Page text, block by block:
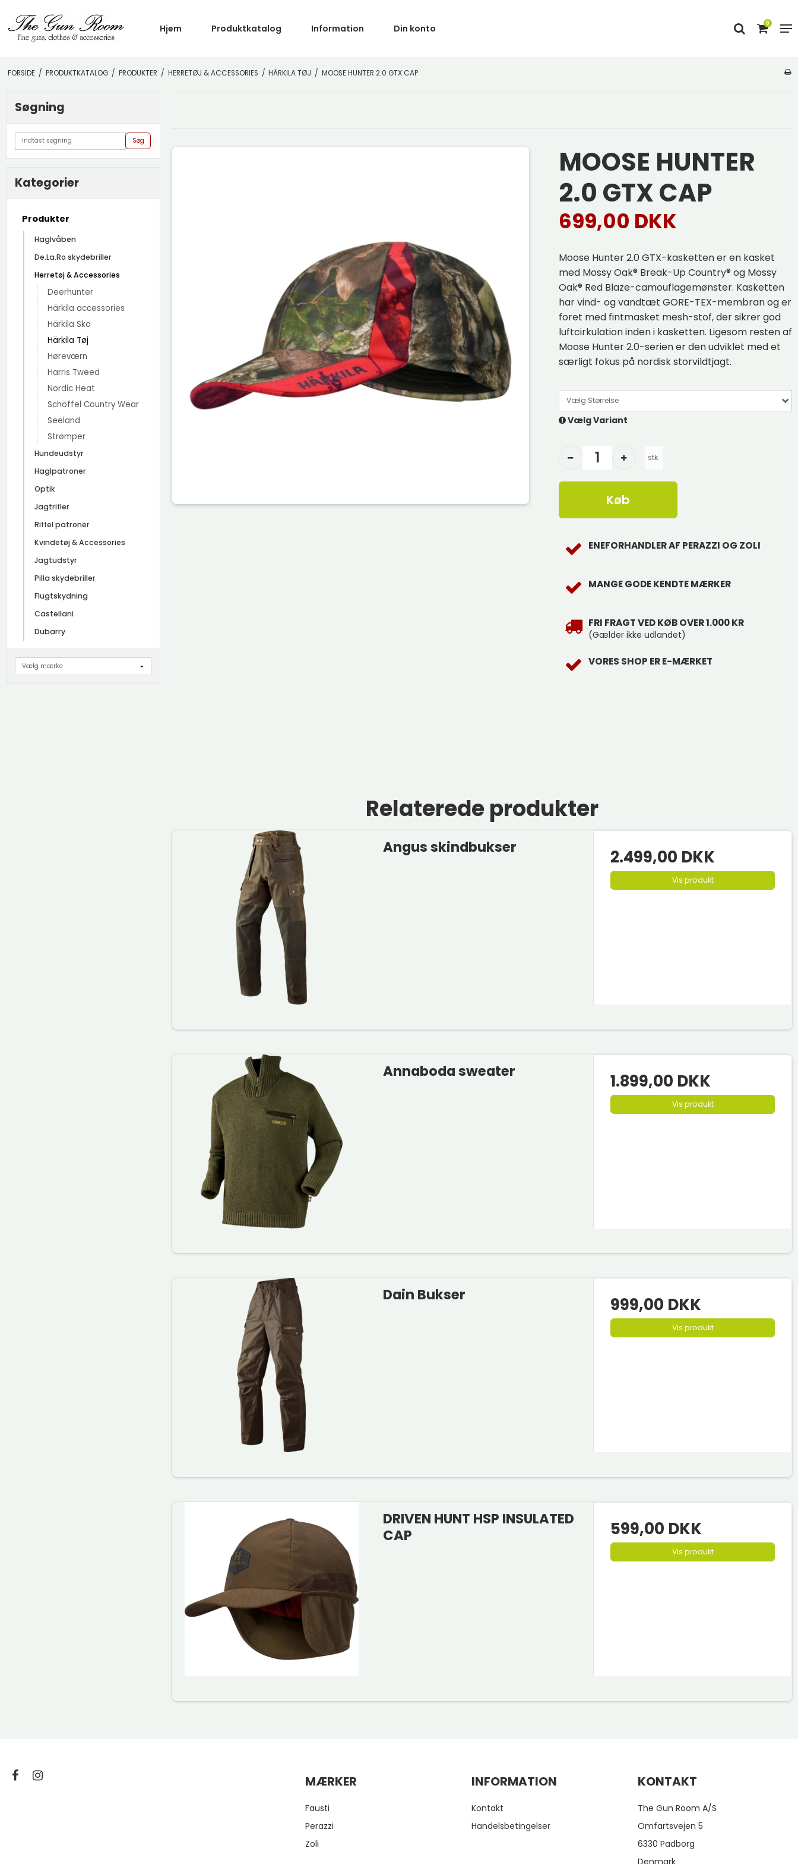
Hjem Produktkatalog Information Din konto 0
FORSIDE / PRODUKTKATALOG / PRODUKTER / HERRETØJ & ACCESSORIES / HÄRKILA TØJ / MOOSE HUNTER 2.0 GTX CAP
Søgning
Søg
Kategorier
Produkter
Haglvåben
De.La.Ro skydebriller
Herretøj & Accessories
Deerhunter
Härkila accessories
Härkila Sko
Härkila Tøj
Høreværn
Harris Tweed
Nordic Heat
Schöffel Country Wear
Seeland
Strømper
Hundeudstyr
Haglpatroner
Optik
Jagtrifler
Riffel patroner
Kvindetøj & Accessories
Jagtudstyr
Pilla skydebriller
Flugtskydning
Castellani
Dubarry
MOOSE HUNTER
2.0 GTX CAP
699,00 DKK
Moose Hunter 2.0 GTX-kasketten er en kasket
med Mossy Oak® Break-Up Country® og Mossy
Oak® Red Blaze-camouflagemønster. Kasketten
har vind- og vandtæt GORE-TEX-membran og er
foret med fintmasket mesh-stof, der sikrer god
luftcirkulation inden i kasketten. Ligesom resten af
Moose Hunter 2.0-serien er den udviklet med et
særligt fokus på nordisk storvildtjagt.
Vælg Størrelse
Vælg Variant
stk.
Køb
ENEFORHANDLER AF PERAZZI OG ZOLI
MANGE GODE KENDTE MÆRKER
FRI FRAGT VED KØB OVER 1.000 KR
(Gælder ikke udlandet)
VORES SHOP ER E-MÆRKET
Relaterede produkter
Angus skindbukser 2.499,00 DKK
Vis produkt
Annaboda sweater 1.899,00 DKK
Vis produkt
Dain Bukser 999,00 DKK
Vis produkt
DRIVEN HUNT HSP INSULATED
CAP
599,00 DKK
Vis produkt
MÆRKER
Fausti
Perazzi
Zoli
INFORMATION
Kontakt
Handelsbetingelser
KONTAKT
The Gun Room A/S
Omfartsvejen 5
6330 Padborg